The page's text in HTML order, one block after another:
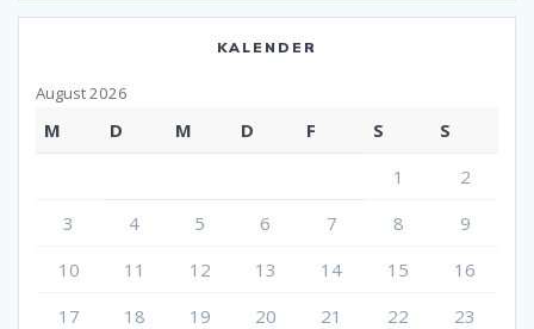
KALENDER
August 2026
M D M D F S
S
1
2
3
4 5 6 7 8
9
10
11 12 13 14 15
16
17
18 19 20 21 22
23